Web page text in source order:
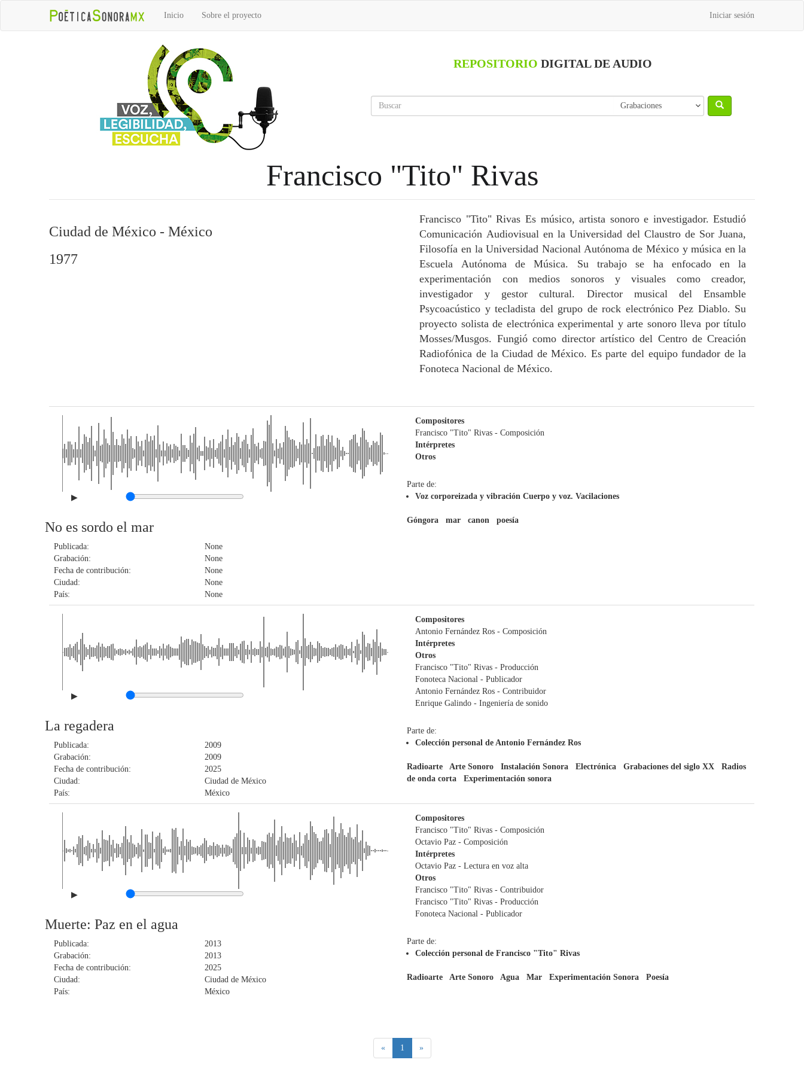
Inicio Sobre el proyecto Iniciar sesión
REPOSITORIO DIGITAL DE AUDIO
Francisco "Tito" Rivas
Ciudad de México - México
1977
Francisco "Tito" Rivas Es músico, artista sonoro e investigador. Estudió
Comunicación Audiovisual en la Universidad del Claustro de Sor Juana,
Filosofía en la Universidad Nacional Autónoma de México y música en la
Escuela Autónoma de Música. Su trabajo se ha enfocado en la
experimentación con medios sonoros y visuales como creador,
investigador y gestor cultural. Director musical del Ensamble
Psycoacústico y tecladista del grupo de rock electrónico Pez Diablo. Su
proyecto solista de electrónica experimental y arte sonoro lleva por título
Mosses/Musgos. Fungió como director artístico del Centro de Creación
Radiofónica de la Ciudad de México. Es parte del equipo fundador de la
Fonoteca Nacional de México.
▶
No es sordo el mar
Publicada:
None
Grabación:
None
Fecha de contribución:
None
Ciudad:
None
País:
None
Compositores
Francisco "Tito" Rivas- Composición
Intérpretes
Otros
Parte de:
Voz corporeizada y vibración Cuerpo y voz. Vacilaciones
Góngora mar canon poesía
▶
La regadera
Publicada:
2009
Grabación:
2009
Fecha de contribución:
2025
Ciudad:
Ciudad de México
País:
México
Compositores
Antonio Fernández Ros- Composición
Intérpretes
Otros
Francisco "Tito" Rivas- Producción
Fonoteca Nacional - Publicador
Antonio Fernández Ros- Contribuidor
Enrique Galindo- Ingeniería de sonido
Parte de:
Colección personal de Antonio Fernández Ros
Radioarte Arte Sonoro Instalación Sonora Electrónica Grabaciones del siglo XX
Radios
de onda corta
Experimentación sonora
▶
Muerte: Paz en el agua
Publicada:
2013
Grabación:
2013
Fecha de contribución:
2025
Ciudad:
Ciudad de México
País:
México
Compositores
Francisco "Tito" Rivas- Composición
Octavio Paz- Composición
Intérpretes
Octavio Paz- Lectura en voz alta
Otros
Francisco "Tito" Rivas- Contribuidor
Francisco "Tito" Rivas- Producción
Fonoteca Nacional - Publicador
Parte de:
Colección personal de Francisco "Tito" Rivas
Radioarte Arte Sonoro Agua Mar Experimentación Sonora Poesía
« 1 (current)
»